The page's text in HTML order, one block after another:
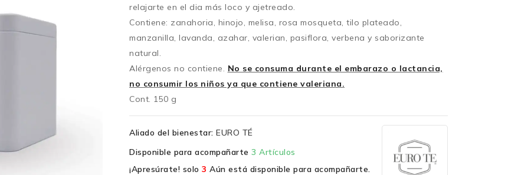
relajarte en el dia más loco y ajetreado.
Contiene: zanahoria, hinojo, melisa, rosa mosqueta, tilo plateado,
manzanilla, lavanda, azahar, valerian, pasiflora, verbena y saborizante
natural.
Alérgenos no contiene. No se consuma durante el embarazo o lactancia,
no consumir los niños ya que contiene valeriana.
Cont. 150 g
Aliado del bienestar: EURO TÉ
Disponible para acompañarte 3 Artículos
¡Apresúrate! solo 3 Aún está disponible para acompañarte.